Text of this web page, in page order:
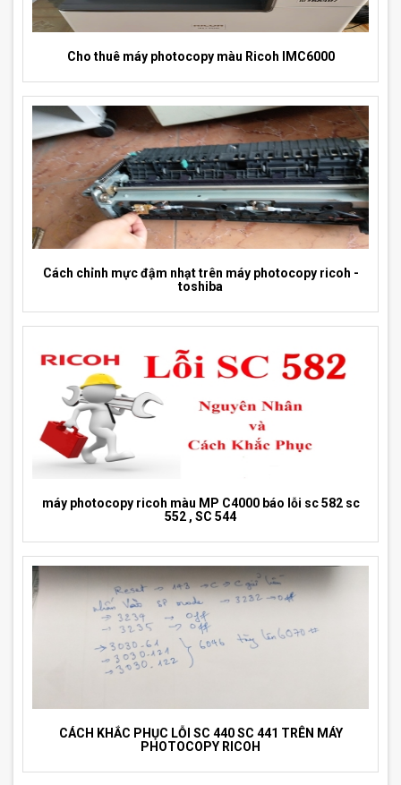
Cho thuê máy photocopy màu Ricoh IMC6000
Cách chỉnh mực đậm nhạt trên máy photocopy ricoh -
toshiba
máy photocopy ricoh màu MP C4000 báo lỗi sc 582 sc
552 , SC 544
CÁCH KHẮC PHỤC LỖI SC 440 SC 441 TRÊN MÁY
PHOTOCOPY RICOH